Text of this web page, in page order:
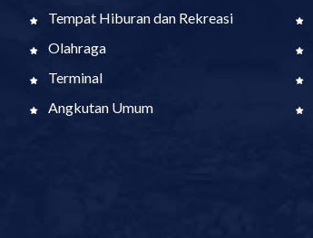
Tempat Hiburan dan Rekreasi
Olahraga
Terminal
Angkutan Umum